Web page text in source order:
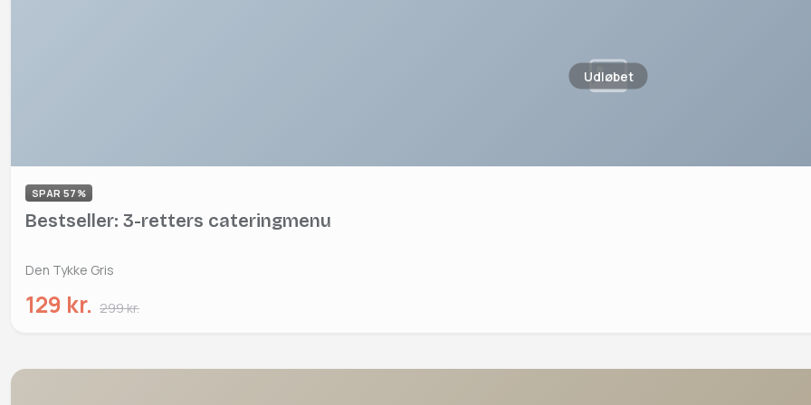
Udløbet
SPAR 57%
Bestseller: 3-retters cateringmenu
Den Tykke Gris
129 kr. 299 kr.